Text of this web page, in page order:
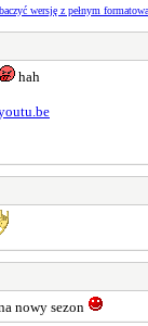
wersję z pełnym
hah
nowy sezon